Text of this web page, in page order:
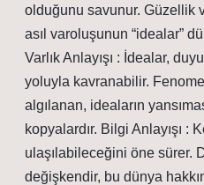
olduğunu savunur. Güzellik
asıl varoluşunun “idealar”
Varlık Anlayışı : İdealar,
yoluyla kavranabilir.
algılanan, ideaların
kopyalardır. Bilgi Anlayışı :
ulaşılabileceğini öne sürer.
değişkendir, bu dünya